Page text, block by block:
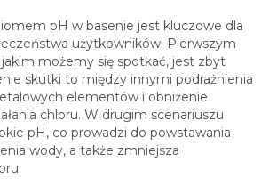
pH w basenie jest kluczowe dla
użytkowników. Pierwszym
możemy się spotkać, jest zbyt
skutki to między innymi podrażnienia
elementów i obniżenie
chloru. W drugim scenariuszu
pH, co prowadzi do powstawania
wody, a także zmniejsza